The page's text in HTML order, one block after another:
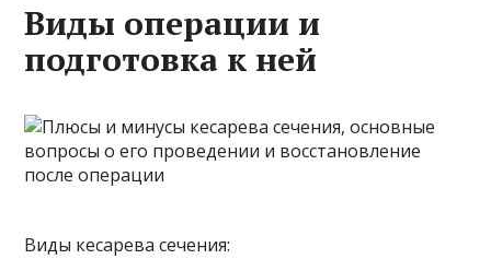
Виды операции и
подготовка к ней
Виды кесарева сечения: